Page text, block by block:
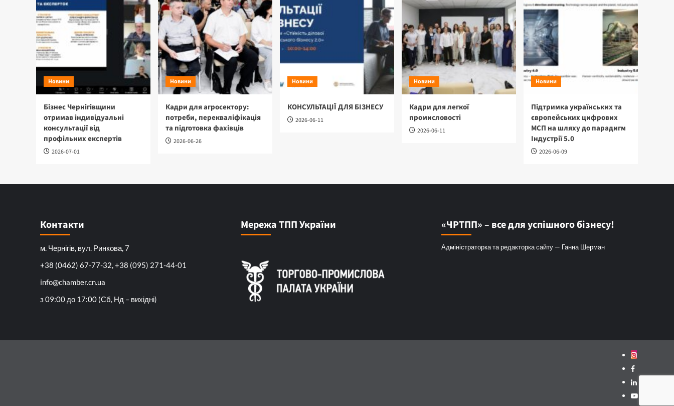
Новини
Бізнес Чернігівщини
отримав індивідуальні
консультації від
профільних експертів
2026-07-01
Новини
Кадри для агросектору:
потреби, перекваліфікація
та підготовка фахівців
2026-06-26
Новини
КОНСУЛЬТАЦІЇ ДЛЯ БІЗНЕСУ
2026-06-11
Новини
Кадри для легкої
промисловості
2026-06-11
Новини
Підтримка українських та
європейських цифрових
МСП на шляху до парадигм
Індустрії 5.0
2026-06-09
Контакти
м. Чернігів, вул. Ринкова, 7
+38 (0462) 67-77-32, +38 (095) 271-44-01
info@chamber.cn.ua
з 09:00 до 17:00 (Сб, Нд – вихідні)
Мережа ТПП України «ЧРТПП» – все для успішного бізнесу!
Адміністраторка та редакторка сайту — Ганна Шерман
Instagram
Facebook
Linkedin
Youtube